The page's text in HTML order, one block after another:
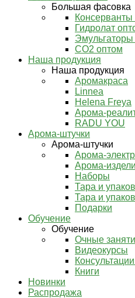
Большая фасовка
Консерванты
Гидролат
Эмульгаторы
СО2 оптом
Наша продукция
Наша продукция
Аромакраса
Linnea
Helena Freya
Арома-
RADU YOU
Арома-штучки
Арома-штучки
Арома-
Арома-
Наборы
Тара и
Тара и
Подарки
Обучение
Обучение
Очные
Видеокурсы
Книги
Новинки
Распродажа